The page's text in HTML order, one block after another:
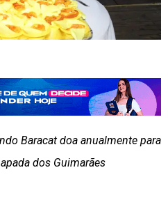
Baracat doa anualmente para
dos Guimarães